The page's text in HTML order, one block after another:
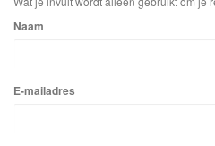
Naam
E-mailadres